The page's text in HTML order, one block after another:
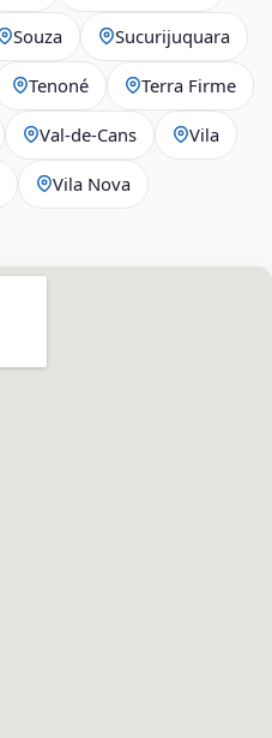
Souza Sucurijuquara
Tenoné Terra Firme
Val-de-Cans Vila
Vila Nova